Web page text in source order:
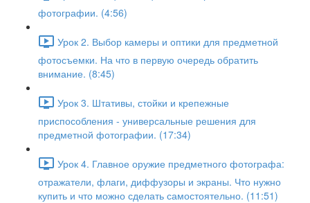
фотографии. (4:56)
Урок 2. Выбор камеры и оптики для предметной
фотосъемки. На что в первую очередь обратить
внимание. (8:45)
Урок 3. Штативы, стойки и крепежные
приспособления - универсальные решения для
предметной фотографии. (17:34)
Урок 4. Главное оружие предметного фотографа:
отражатели, флаги, диффузоры и экраны. Что нужно
купить и что можно сделать самостоятельно. (11:51)